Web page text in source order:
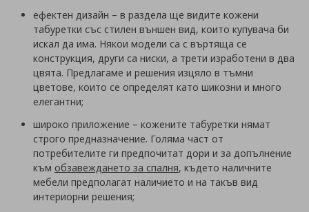
ефектен дизайн – в раздела ще видите кожени
табуретки със стилен външен вид, които купувача би
искал да има. Някои модели са с въртяща се
конструкция, други са ниски, а трети изработени в два
цвята. Предлагаме и решения изцяло в тъмни
цветове, които се определят като шикозни и много
елегантни;
широко приложение – кожените табуретки нямат
строго предназначение. Голяма част от
потребителите ги предпочитат дори и за допълнение
към обзавеждането за спалня, където наличните
мебели предполагат наличието и на такъв вид
интериорни решения;